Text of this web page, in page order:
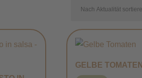
GELBE TOMATEN